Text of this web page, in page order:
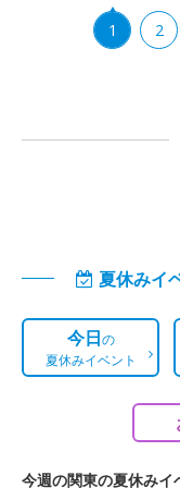
1 2
夏休みイ
今日の
夏休みイベント
今週の関東の夏休みイ